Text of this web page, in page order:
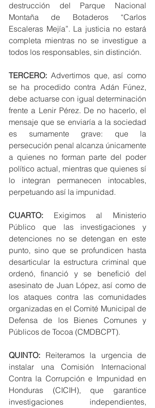
destrucción del Parque Nacional
Montaña de Botaderos “Carlos
Escaleras Mejía”. La justicia no estará
completa mientras no se investigue a
todos los responsables, sin distinción.
TERCERO: Advertimos que, así como
se ha procedido contra Adán Fúnez,
debe actuarse con igual determinación
frente a Lenir Pérez. De no hacerlo, el
mensaje que se enviaría a la sociedad
es sumamente grave: que la
persecución penal alcanza únicamente
a quienes no forman parte del poder
político actual, mientras que quienes sí
lo integran permanecen intocables,
perpetuando así la impunidad.
CUARTO: Exigimos al Ministerio
Público que las investigaciones y
detenciones no se detengan en este
punto, sino que se profundicen hasta
desarticular la estructura criminal que
ordenó, financió y se benefició del
asesinato de Juan López, así como de
los ataques contra las comunidades
organizadas en el Comité Municipal de
Defensa de los Bienes Comunes y
Públicos de Tocoa (CMDBCPT).
QUINTO: Reiteramos la urgencia de
instalar una Comisión Internacional
Contra la Corrupción e Impunidad en
Honduras (CICIH), que garantice
investigaciones independientes,